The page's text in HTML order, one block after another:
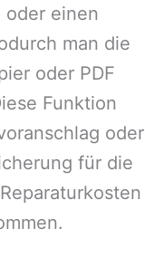
oder einen
man die
oder PDF
Funktion
oder
für die